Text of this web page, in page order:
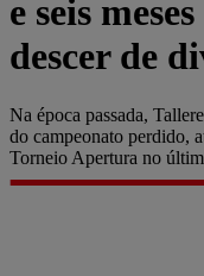
e seis
descer de
Na época passada,
do campeonato perdido,
Torneio Apertura no